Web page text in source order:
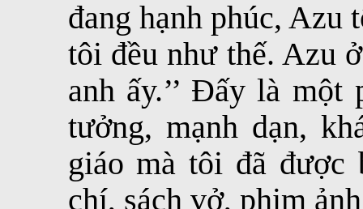
đang hạnh phúc, Azu
tôi đều như thế. Azu
anh ấy.’’ Đấy là
tưởng, mạnh dạn,
giáo mà tôi đã được
chí, sách vở, phim